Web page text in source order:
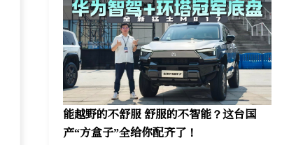
能越野的不舒服 舒服的不智能？这台国
产“方盒子”全给你配齐了！